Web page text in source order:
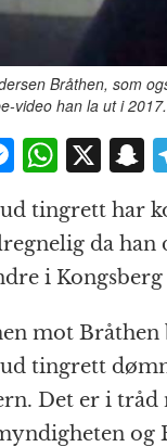
Bråthen, som
video han la ut i
M
e
ss
e
n
g
e
r
W
at
s
A
p
p
X S
n
a
p
c
tingrett har
da han
i
mot
tingrett
Det er i tråd
og